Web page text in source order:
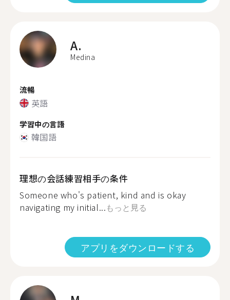
A.
Medina
流暢
英語
学習中の言語
韓国語
理想の会話練習相手の条件
Someone who's patient, kind and is okay
navigating my initial...もっと見る
アプリをダウンロードする